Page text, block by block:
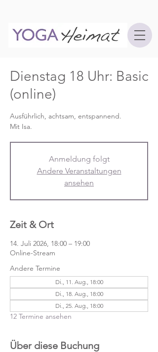
Dienstag 18 Uhr: Basic
(online)
Ausführlich, achtsam, entspannend.
Mit Isa.
Anmeldung folgt
Andere Veranstaltungen
ansehen
Zeit & Ort
14. Juli 2026, 18:00 – 19:00
Online-Stream
Andere Termine
Di., 11. Aug., 18:00
Di., 18. Aug., 18:00
Di., 25. Aug., 18:00
12 Termine ansehen
Über diese Buchung